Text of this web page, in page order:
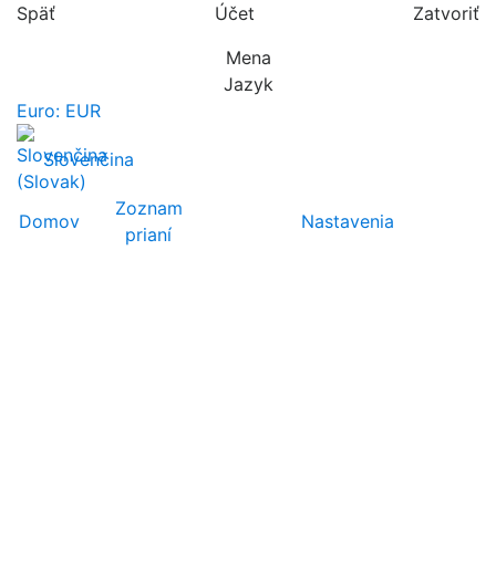
Späť
Účet
Zatvoriť
Mena
Jazyk
Euro: EUR
Slovenčina
Domov
Zoznam
prianí
Nastavenia